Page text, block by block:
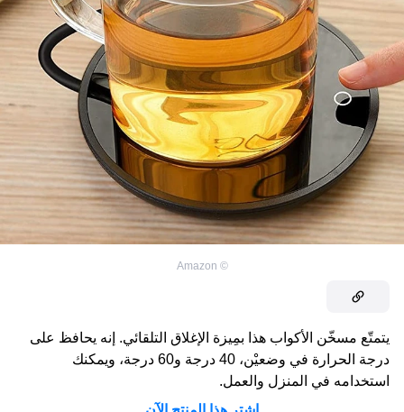
©
Amazon
يتمتّع مسخّن الأكواب هذا بمِيزة الإغلاق التلقائي. إنه يحافظ على
درجة الحرارة في وضعيْن، 40 درجة و60 درجة، ويمكنك
استخدامه في المنزل والعمل.